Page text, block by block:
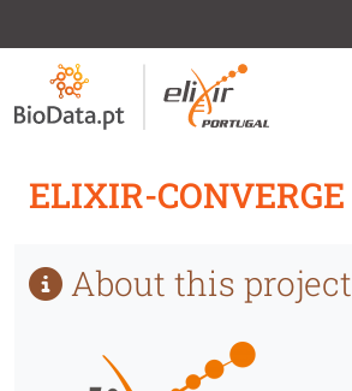
ELIXIR-CONVERGE
About this project